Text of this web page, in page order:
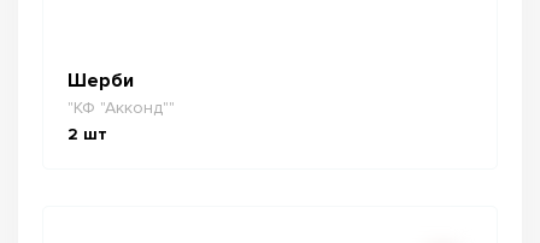
Шерби
"КФ "Акконд""
2 шт